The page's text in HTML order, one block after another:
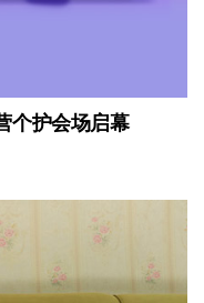
个护会场启幕